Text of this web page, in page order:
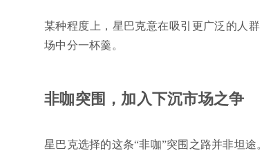
某种程度上，星巴克意在吸引更广泛的人
场中分一杯羹。
非咖突围，加入下沉市场之争
星巴克选择的这条“非咖”突围之路并非坦途。